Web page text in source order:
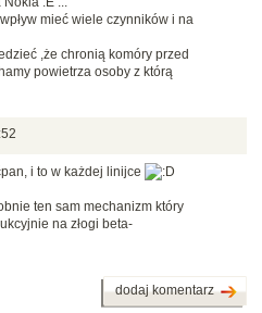
mieć wiele czynników i na
,że chronią komóry przed
powietrza osoby z którą
i to w każdej linijce
ten sam mechanizm który
na złogi beta-
dodaj komentarz